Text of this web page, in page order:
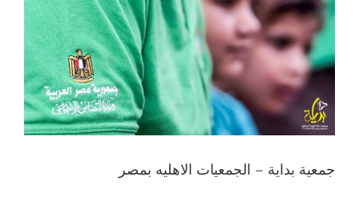
جمعية بداية – الجمعيات الاهليه بمصر